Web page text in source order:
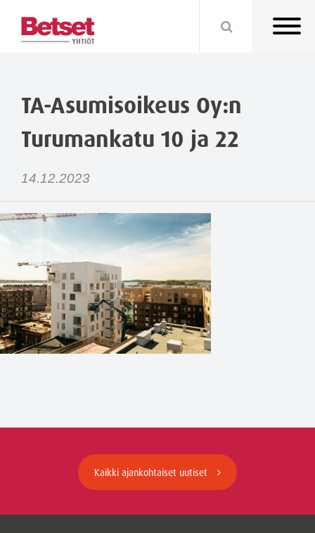
TA-Asumisoikeus Oy:n
Turumankatu 10 ja 22
14.12.2023
Kaikki ajankohtaiset uutiset